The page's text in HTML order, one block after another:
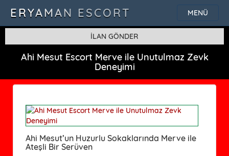
MENÜ
ERYAMAN ESCORT
İLAN GÖNDER
Ahi Mesut Escort Merve ile Unutulmaz Zevk
Deneyimi
Ahi Mesut’un Huzurlu Sokaklarında Merve ile
Ateşli Bir Serüven